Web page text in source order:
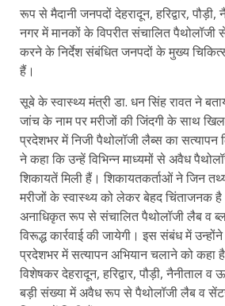
रूप से मैदानी जनपदों देहरादून, हरिद्वार,
नगर में मानकों के विपरीत संचालित पैथोलॉजी
करने के निर्देश संबंधित जनपदों के मुख्य
हैं।
सूबे के स्वास्थ्य मंत्री डा. धन सिंह रावत ने
जांच के नाम पर मरीजों की जिंदगी के साथ
प्रदेशभर में निजी पैथोलॉजी लैब्स का सत्यापन
ने कहा कि उन्हें विभिन्न माध्यमों से अवैध
शिकायतें मिली हैं। शिकायतकर्ताओं ने जिन
मरीजों के स्वास्थ्य को लेकर बेहद चिंताजनक
अनाधिकृत रूप से संचालित पैथोलॉजी लैब व
विरूद्ध कार्रवाई की जायेगी। इस संबंध में उन्होंने
प्रदेशभर में सत्यापन अभियान चलाने को कहा
विशेषकर देहरादून, हरिद्वार, पौड़ी, नैनीताल
बड़ी संख्या में अवैध रूप से पैथोलॉजी लैब व